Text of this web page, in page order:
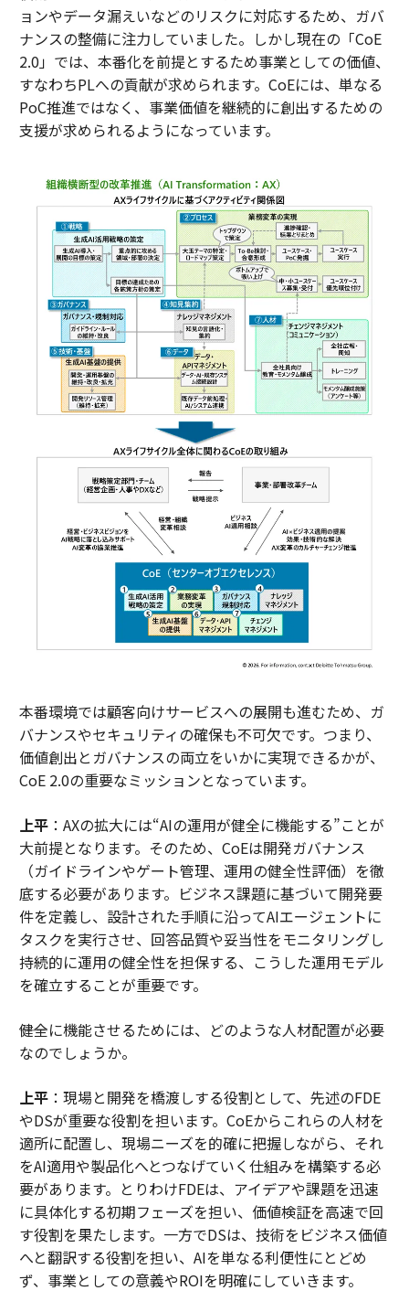
ョンやデータ漏えいなどのリスクに対応するため、ガバ
ナンスの整備に注力していました。しかし現在の「CoE
2.0」では、本番化を前提とするため事業としての価値、
すなわちPLへの貢献が求められます。CoEには、単なる
PoC推進ではなく、事業価値を継続的に創出するための
支援が求められるようになっています。
本番環境では顧客向けサービスへの展開も進むため、ガ
バナンスやセキュリティの確保も不可欠です。つまり、
価値創出とガバナンスの両立をいかに実現できるかが、
CoE 2.0の重要なミッションとなっています。
上平：AXの拡大には“AIの運用が健全に機能する”ことが
大前提となります。そのため、CoEは開発ガバナンス
（ガイドラインやゲート管理、運用の健全性評価）を徹
底する必要があります。ビジネス課題に基づいて開発要
件を定義し、設計された手順に沿ってAIエージェントに
タスクを実行させ、回答品質や妥当性をモニタリングし
持続的に運用の健全性を担保する、こうした運用モデル
を確立することが重要です。
――健全に機能させるためには、どのような人材配置が必要
なのでしょうか。
上平：現場と開発を橋渡しする役割として、先述のFDE
やDSが重要な役割を担います。CoEからこれらの人材を
適所に配置し、現場ニーズを的確に把握しながら、それ
をAI適用や製品化へとつなげていく仕組みを構築する必
要があります。とりわけFDEは、アイデアや課題を迅速
に具体化する初期フェーズを担い、価値検証を高速で回
す役割を果たします。一方でDSは、技術をビジネス価値
へと翻訳する役割を担い、AIを単なる利便性にとどめ
ず、事業としての意義やROIを明確にしていきます。